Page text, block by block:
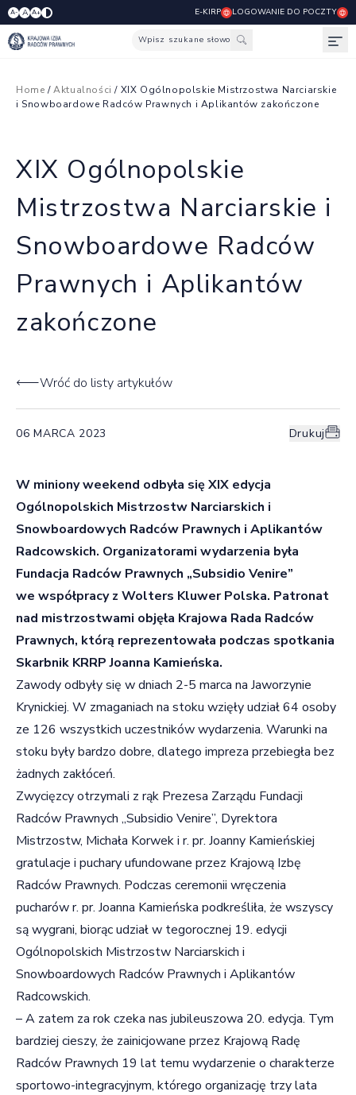
A- A A+ E-KIRP LOGOWANIE DO POCZTY
Wpisz szukane słowo
Home /Aktualności / XIX Ogólnopolskie Mistrzostwa Narciarskie
i Snowboardowe Radców Prawnych i Aplikantów zakończone
XIX Ogólnopolskie
Mistrzostwa Narciarskie i
Snowboardowe Radców
Prawnych i Aplikantów
zakończone
Wróć do listy artykułów
06 MARCA 2023 Drukuj
W miniony weekend odbyła się XIX edycja
Ogólnopolskich Mistrzostw Narciarskich i
Snowboardowych Radców Prawnych i Aplikantów
Radcowskich. Organizatorami wydarzenia była
Fundacja Radców Prawnych „Subsidio Venire”
we współpracy z Wolters Kluwer Polska. Patronat
nad mistrzostwami objęła Krajowa Rada Radców
Prawnych, którą reprezentowała podczas spotkania
Skarbnik KRRP Joanna Kamieńska.
Zawody odbyły się w dniach 2-5 marca na Jaworzynie
Krynickiej. W zmaganiach na stoku wzięły udział 64 osoby
ze 126 wszystkich uczestników wydarzenia. Warunki na
stoku były bardzo dobre, dlatego impreza przebiegła bez
żadnych zakłóceń.
Zwycięzcy otrzymali z rąk Prezesa Zarządu Fundacji
Radców Prawnych „Subsidio Venire”, Dyrektora
Mistrzostw, Michała Korwek i r. pr. Joanny Kamieńskiej
gratulacje i puchary ufundowane przez Krajową Izbę
Radców Prawnych. Podczas ceremonii wręczenia
pucharów r. pr. Joanna Kamieńska podkreśliła, że wszyscy
są wygrani, biorąc udział w tegorocznej 19. edycji
Ogólnopolskich Mistrzostw Narciarskich i
Snowboardowych Radców Prawnych i Aplikantów
Radcowskich.
– A zatem za rok czeka nas jubileuszowa 20. edycja. Tym
bardziej cieszy, że zainicjowane przez Krajową Radę
Radców Prawnych 19 lat temu wydarzenie o charakterze
sportowo-integracyjnym, którego organizację trzy lata